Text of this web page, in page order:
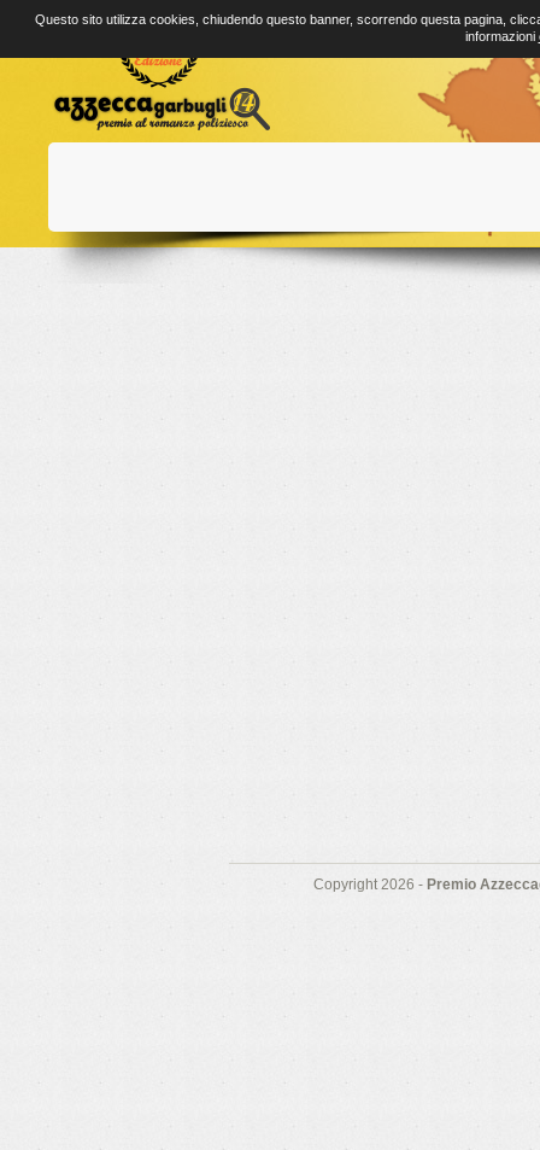
Copyright 2026 - Premio
Questo sito utilizza cookies, chiudendo questo banner, scorrendo questa pagina,
informazioni